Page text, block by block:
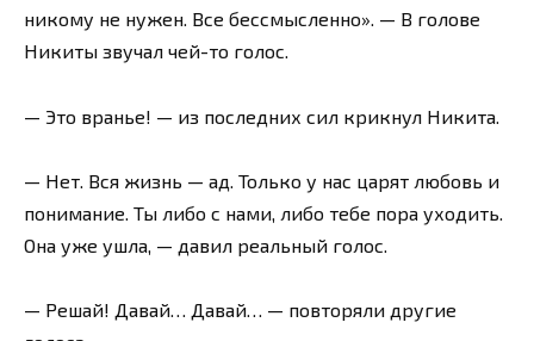
никому не нужен. Все бессмысленно». — В голове
Никиты звучал чей-то голос.
— Это вранье! — из последних сил крикнул Никита.
— Нет. Вся жизнь — ад. Только у нас царят любовь и
понимание. Ты либо с нами, либо тебе пора уходить.
Она уже ушла, — давил реальный голос.
— Решай! Давай… Давай… — повторяли другие